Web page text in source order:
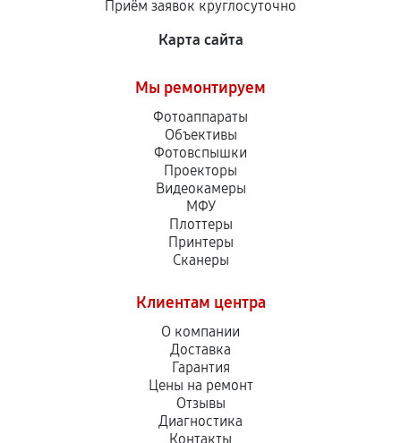
Приём заявок круглосуточно
Карта сайта
Мы ремонтируем
Фотоаппараты
Объективы
Фотовспышки
Проекторы
Видеокамеры
МФУ
Плоттеры
Принтеры
Сканеры
Клиентам центра
О компании
Доставка
Гарантия
Цены на ремонт
Отзывы
Диагностика
Контакты